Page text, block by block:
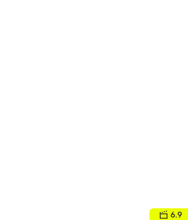
6.9